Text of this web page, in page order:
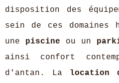
disposition des
sein de ces domaines
une piscine ou un
ainsi confort
d'antan. La location